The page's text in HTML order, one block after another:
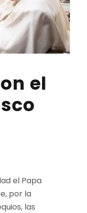
el
el Papa
por la
las